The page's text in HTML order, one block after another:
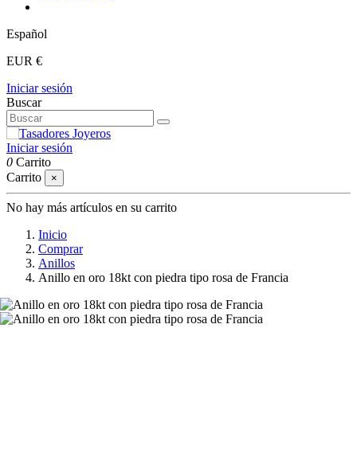
Español
EUR €
Iniciar sesión
Buscar
Iniciar sesión
0 Carrito
Carrito
×
No hay más artículos en su carrito
Inicio
Comprar
Anillos
Anillo en oro 18kt con piedra tipo rosa de Francia